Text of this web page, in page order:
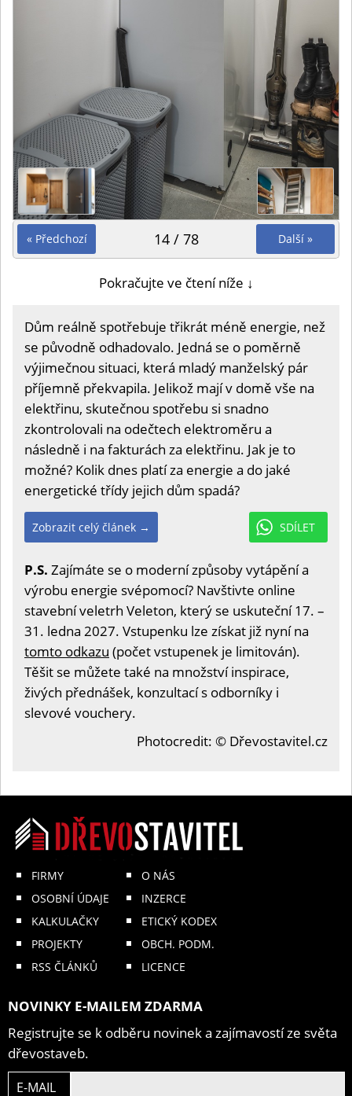
« Předchozí Další »
14 / 78
Pokračujte ve čtení níže ↓
Dům reálně spotřebuje třikrát méně energie, než
se původně odhadovalo. Jedná se o poměrně
výjimečnou situaci, která mladý manželský pár
příjemně překvapila. Jelikož mají v domě vše na
elektřinu, skutečnou spotřebu si snadno
zkontrolovali na odečtech elektroměru a
následně i na fakturách za elektřinu. Jak je to
možné? Kolik dnes platí za energie a do jaké
energetické třídy jejich dům spadá?
SDÍLET
Zobrazit celý článek →
P.S. Zajímáte se o moderní způsoby vytápění a
výrobu energie svépomocí? Navštivte online
stavební veletrh Veleton, který se uskuteční 17. –
31. ledna 2027. Vstupenku lze získat již nyní na
tomto odkazu (počet vstupenek je limitován).
Těšit se můžete také na množství inspirace,
živých přednášek, konzultací s odborníky i
slevové vouchery.
Photocredit: © Dřevostavitel.cz
FIRMY
OSOBNÍ ÚDAJE
KALKULAČKY
PROJEKTY
RSS ČLÁNKŮ
O NÁS
INZERCE
ETICKÝ KODEX
OBCH. PODM.
LICENCE
NOVINKY E-MAILEM ZDARMA
Registrujte se k odběru novinek a zajímavostí ze světa
dřevostaveb.
E-MAIL